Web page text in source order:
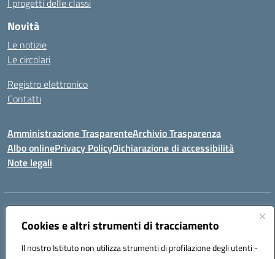
Cookies e altri strumenti di tracciamento
Il nostro Istituto non utilizza strumenti di profilazione degli utenti -
I progetti delle classi
Novità
Le notizie
Le circolari
Registro elettronico
Contatti
Amministrazione TrasparenteArchivio Trasparenza
Albo onlinePrivacy PolicyDichiarazione di accessibilità
Note legali
Indirizzo:
Centralino:096721161 Email:czic869004@istruzione.it